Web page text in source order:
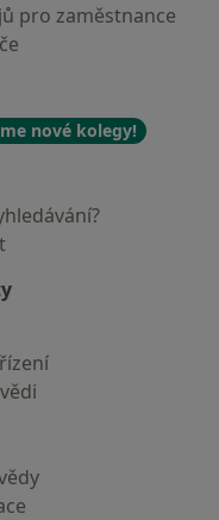
pro zaměstnance
nové kolegy!